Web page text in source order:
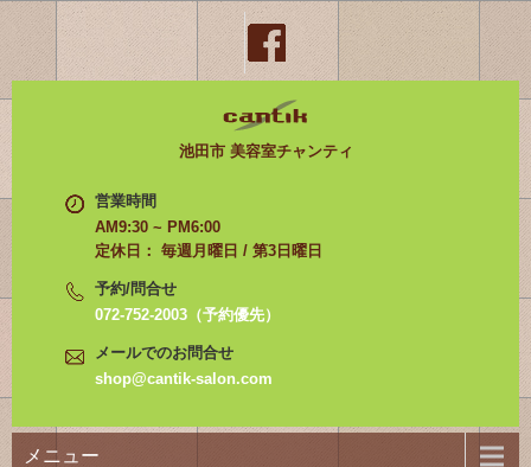
池田市 美容室チャンティ
営業時間
AM9:30 ~ PM6:00
定休日： 毎週月曜日 / 第3日曜日
予約/問合せ
072-752-2003（予約優先）
メールでのお問合せ
shop@cantik-salon.com
メニュー